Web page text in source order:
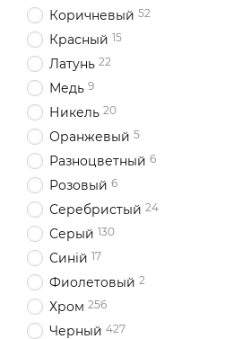
Коричневый 52
Красный 15
Латунь 22
Медь 9
Никель 20
Оранжевый 5
Разноцветный 6
Розовый 6
Серебристый 24
Серый 130
Синій 17
Фиолетовый 2
Хром 256
Черный 427